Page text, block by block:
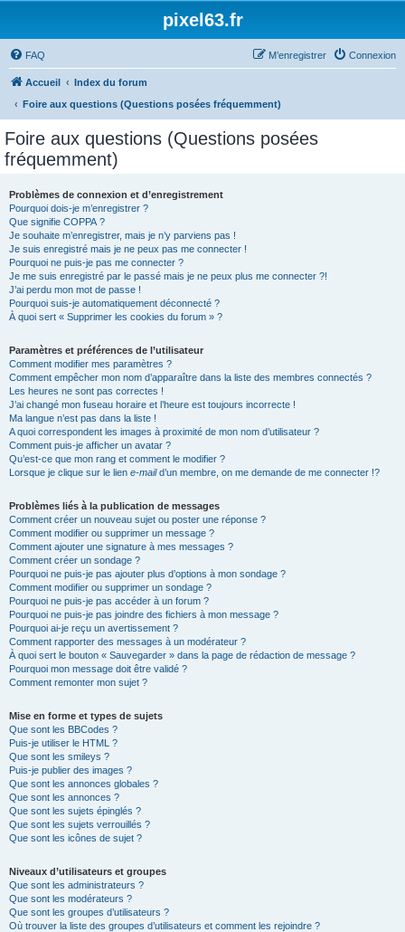
pixel63.fr
FAQ Connexion
M’enregistrer
Accueil
Index du forum
Foire aux questions (Questions posées fréquemment)
Foire aux questions (Questions posées
fréquemment)
Problèmes de connexion et d’enregistrement
Pourquoi dois-je m’enregistrer ?
Que signifie COPPA ?
Je souhaite m’enregistrer, mais je n’y parviens pas !
Je suis enregistré mais je ne peux pas me connecter !
Pourquoi ne puis-je pas me connecter ?
Je me suis enregistré par le passé mais je ne peux plus me connecter ?!
J’ai perdu mon mot de passe !
Pourquoi suis-je automatiquement déconnecté ?
À quoi sert « Supprimer les cookies du forum » ?
Paramètres et préférences de l’utilisateur
Comment modifier mes paramètres ?
Comment empêcher mon nom d’apparaître dans la liste des membres connectés ?
Les heures ne sont pas correctes !
J’ai changé mon fuseau horaire et l’heure est toujours incorrecte !
Ma langue n’est pas dans la liste !
A quoi correspondent les images à proximité de mon nom d’utilisateur ?
Comment puis-je afficher un avatar ?
Qu’est-ce que mon rang et comment le modifier ?
Lorsque je clique sur le lien e-maild’un membre, on me demande de me connecter !?
Problèmes liés à la publication de messages
Comment créer un nouveau sujet ou poster une réponse ?
Comment modifier ou supprimer un message ?
Comment ajouter une signature à mes messages ?
Comment créer un sondage ?
Pourquoi ne puis-je pas ajouter plus d’options à mon sondage ?
Comment modifier ou supprimer un sondage ?
Pourquoi ne puis-je pas accéder à un forum ?
Pourquoi ne puis-je pas joindre des fichiers à mon message ?
Pourquoi ai-je reçu un avertissement ?
Comment rapporter des messages à un modérateur ?
À quoi sert le bouton « Sauvegarder » dans la page de rédaction de message ?
Pourquoi mon message doit être validé ?
Comment remonter mon sujet ?
Mise en forme et types de sujets
Que sont les BBCodes ?
Puis-je utiliser le HTML ?
Que sont les smileys ?
Puis-je publier des images ?
Que sont les annonces globales ?
Que sont les annonces ?
Que sont les sujets épinglés ?
Que sont les sujets verrouillés ?
Que sont les icônes de sujet ?
Niveaux d’utilisateurs et groupes
Que sont les administrateurs ?
Que sont les modérateurs ?
Que sont les groupes d’utilisateurs ?
Où trouver la liste des groupes d’utilisateurs et comment les rejoindre ?